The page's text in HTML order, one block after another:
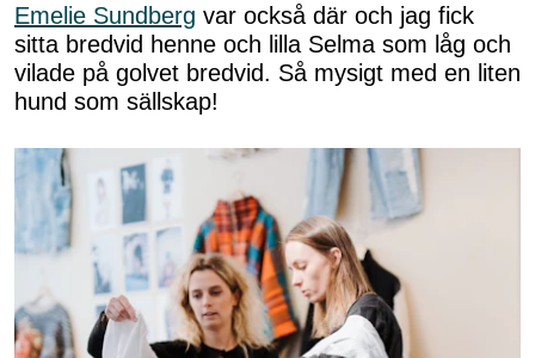
Emelie Sundberg var också där och jag fick
sitta bredvid henne och lilla Selma som låg och
vilade på golvet bredvid. Så mysigt med en liten
hund som sällskap!